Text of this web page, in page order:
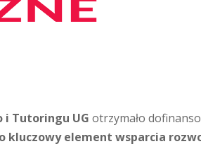
i Tutoringu UG otrzymało
element wsparcia